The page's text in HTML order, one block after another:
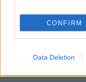
CONFIRM
Data Deletion
Μεσημεριανό...|
Μεσημεριανό
07/08/2026